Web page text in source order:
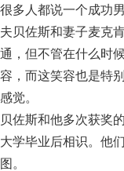
很多人都说一个成功
夫贝佐斯和妻子麦克
通，但不管在什么时
容，而这笑容也是特
感觉。
贝佐斯和他多次获奖
大学毕业后相识。他
图。